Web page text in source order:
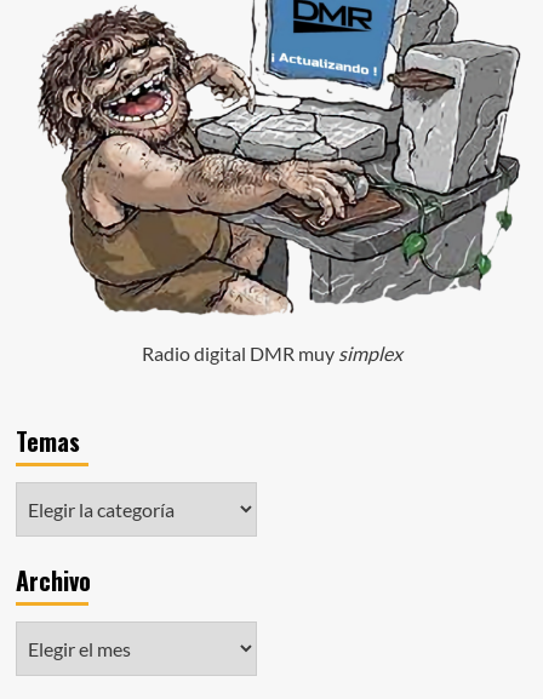
Radio digital DMR muy simplex
Temas
Archivo